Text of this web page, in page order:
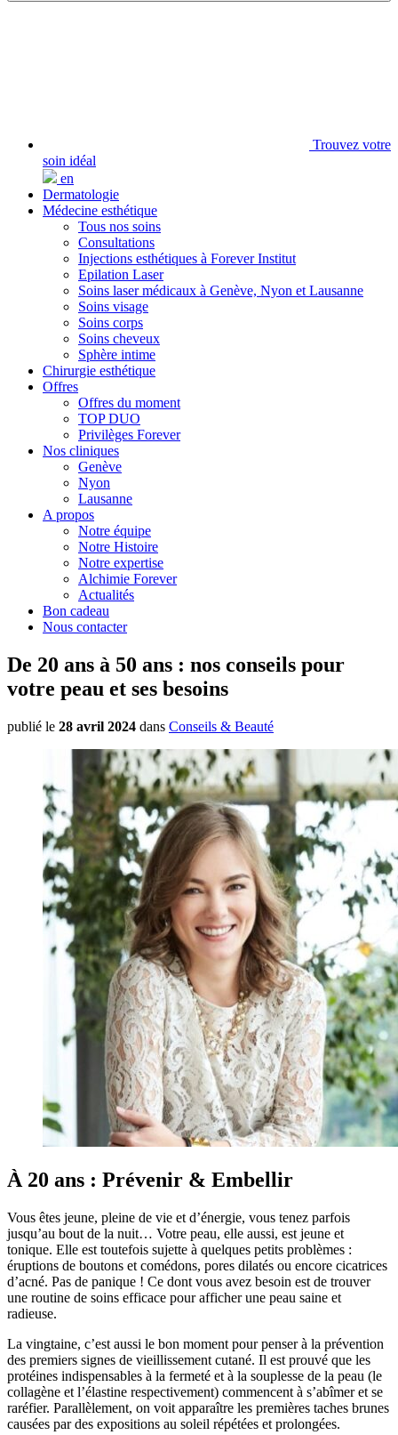
Trouvez votre
soin idéal
en
Dermatologie
Médecine esthétique
Tous nos soins
Consultations
Injections esthétiques à Forever Institut
Epilation Laser
Soins laser médicaux à Genève, Nyon et Lausanne
Soins visage
Soins corps
Soins cheveux
Sphère intime
Chirurgie esthétique
Offres
Offres du moment
TOP DUO
Privilèges Forever
Nos cliniques
Genève
Nyon
Lausanne
A propos
Notre équipe
Notre Histoire
Notre expertise
Alchimie Forever
Actualités
Bon cadeau
Nous contacter
De 20 ans à 50 ans : nos conseils pour
votre peau et ses besoins
publié le 28 avril 2024 dans Conseils & Beauté
À 20 ans : Prévenir & Embellir
Vous êtes jeune, pleine de vie et d’énergie, vous tenez parfois
jusqu’au bout de la nuit… Votre peau, elle aussi, est jeune et
tonique. Elle est toutefois sujette à quelques petits problèmes :
éruptions de boutons et comédons, pores dilatés ou encore cicatrices
d’acné. Pas de panique ! Ce dont vous avez besoin est de trouver
une routine de soins efficace pour afficher une peau saine et
radieuse.
La vingtaine, c’est aussi le bon moment pour penser à la prévention
des premiers signes de vieillissement cutané. Il est prouvé que les
protéines indispensables à la fermeté et à la souplesse de la peau (le
collagène et l’élastine respectivement) commencent à s’abîmer et se
raréfier. Parallèlement, on voit apparaître les premières taches brunes
causées par des expositions au soleil répétées et prolongées.